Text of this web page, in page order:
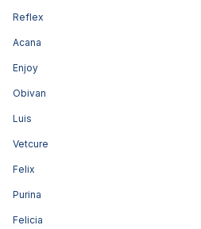
Reflex
Acana
Enjoy
Obivan
Luis
Vetcure
Felix
Purina
Felicia